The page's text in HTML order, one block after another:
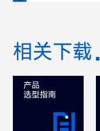
相关下载
产品
选型指南